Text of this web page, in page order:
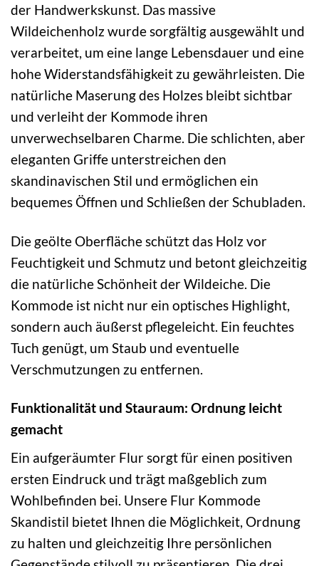
der Handwerkskunst. Das massive
Wildeichenholz wurde sorgfältig ausgewählt und
verarbeitet, um eine lange Lebensdauer und eine
hohe Widerstandsfähigkeit zu gewährleisten. Die
natürliche Maserung des Holzes bleibt sichtbar
und verleiht der Kommode ihren
unverwechselbaren Charme. Die schlichten, aber
eleganten Griffe unterstreichen den
skandinavischen Stil und ermöglichen ein
bequemes Öffnen und Schließen der Schubladen.
Die geölte Oberfläche schützt das Holz vor
Feuchtigkeit und Schmutz und betont gleichzeitig
die natürliche Schönheit der Wildeiche. Die
Kommode ist nicht nur ein optisches Highlight,
sondern auch äußerst pflegeleicht. Ein feuchtes
Tuch genügt, um Staub und eventuelle
Verschmutzungen zu entfernen.
Funktionalität und Stauraum: Ordnung leicht
gemacht
Ein aufgeräumter Flur sorgt für einen positiven
ersten Eindruck und trägt maßgeblich zum
Wohlbefinden bei. Unsere Flur Kommode
Skandistil bietet Ihnen die Möglichkeit, Ordnung
zu halten und gleichzeitig Ihre persönlichen